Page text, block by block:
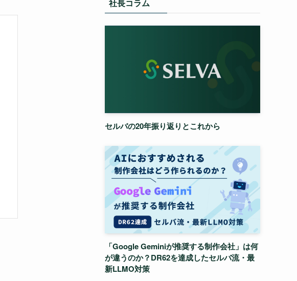
社長コラム
セルバの20年振り返りとこれから
「Google Geminiが推奨する制作会社」は何
が違うのか？DR62を達成したセルバ流・最
新LLMO対策